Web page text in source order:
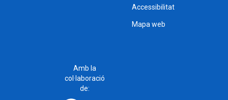
Accessibilitat
Mapa web
Amb la
col·laboració
de: